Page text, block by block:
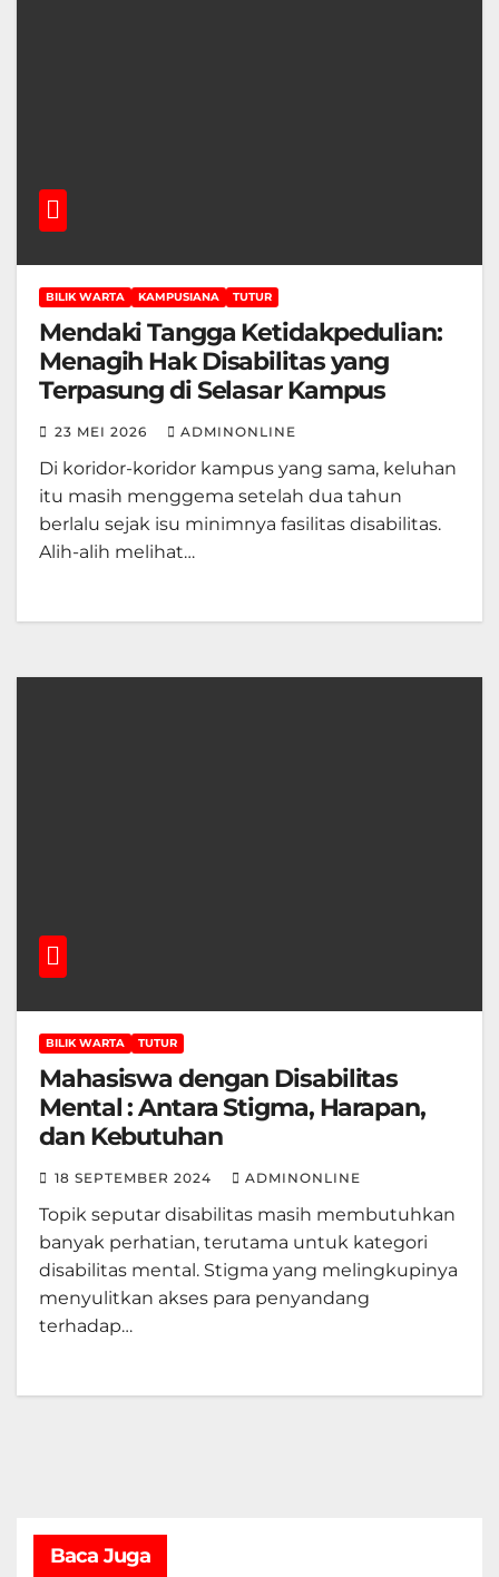
BILIK WARTA KAMPUSIANA TUTUR
Mendaki Tangga Ketidakpedulian:
Menagih Hak Disabilitas yang
Terpasung di Selasar Kampus
23 MEI 2026 ADMINONLINE
Di koridor-koridor kampus yang sama, keluhan
itu masih menggema setelah dua tahun
berlalu sejak isu minimnya fasilitas disabilitas.
Alih-alih melihat…
BILIK WARTA TUTUR
Mahasiswa dengan Disabilitas
Mental : Antara Stigma, Harapan,
dan Kebutuhan
18 SEPTEMBER 2024 ADMINONLINE
Topik seputar disabilitas masih membutuhkan
banyak perhatian, terutama untuk kategori
disabilitas mental. Stigma yang melingkupinya
menyulitkan akses para penyandang
terhadap…
Baca Juga